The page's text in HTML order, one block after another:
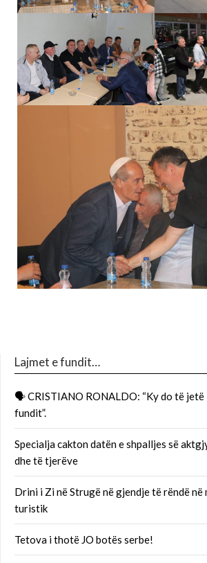
Lajmet e fundit…
🗣 CRISTIANO RONALDO: “Ky do të
fundit”.
Specialja cakton datën e shpalljes së
dhe të tjerëve
Drini i Zi në Strugë në gjendje të rëndë në
turistik
Tetova i thotë JO botës serbe!